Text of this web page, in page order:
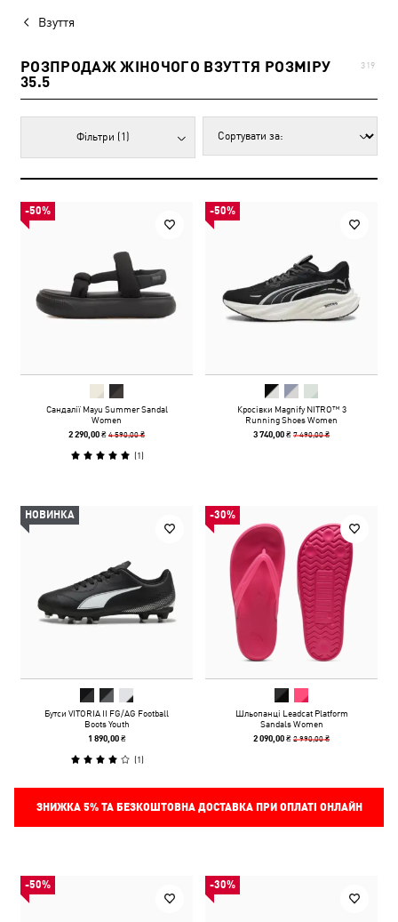
Взуття
РОЗПРОДАЖ ЖІНОЧОГО ВЗУТТЯ РОЗМІРУ
35.5
319
Фільтри (1)
-50%
Сандалії Mayu Summer Sandal
Women
2 290,00 ₴4 590,00 ₴
(1)
-50%
Кросівки Magnify NITRO™ 3
Running Shoes Women
3 740,00 ₴7 490,00 ₴
НОВИНКА
Бутси VITORIA II FG/AG Football
Boots Youth
1 890,00 ₴
(1)
-30%
Шльопанці Leadcat Platform
Sandals Women
2 090,00 ₴2 990,00 ₴
ЗНИЖКА 5%ТА БЕЗКОШТОВНА ДОСТАВКА ПРИ ОПЛАТІ ОНЛАЙН
-50% -30%